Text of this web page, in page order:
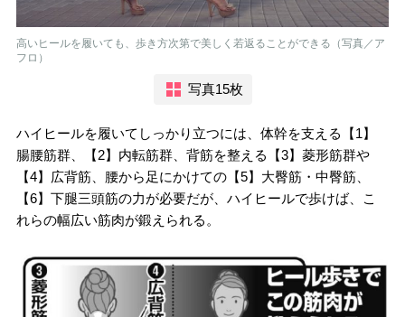
高いヒールを履いても、歩き方次第で美しく若返ることができる（写真／ア
フロ）
写真15枚
ハイヒールを履いてしっかり立つには、体幹を支える【1】
腸腰筋群、【2】内転筋群、背筋を整える【3】菱形筋群や
【4】広背筋、腰から足にかけての【5】大臀筋・中臀筋、
【6】下腿三頭筋の力が必要だが、ハイヒールで歩けば、こ
れらの幅広い筋肉が鍛えられる。